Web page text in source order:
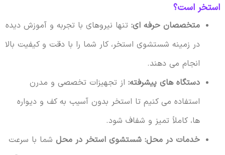
استخر است؟
متخصصان حرفه ای:تنها نیروهای با تجربه و آموزش دیده
در زمینه شستشوی استخر، کار شما را با دقت و کیفیت بالا
انجام می دهند.
دستگاه های پیشرفته:از تجهیزات تخصصی و مدرن
استفاده می کنیم تا استخر بدون آسیب به کف و دیواره
ها، کاملاً تمیز و شفاف شود.
خدمات در محل: شستشوی استخر در محلشما با سرعت